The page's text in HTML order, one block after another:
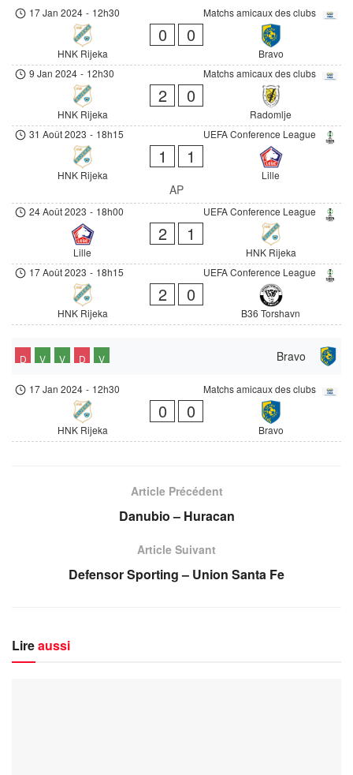
Matchs amicaux des clubs
17 Jan 2024 - 12h30
HNK Rijeka
0 0
Bravo
Matchs amicaux des clubs
9 Jan 2024 - 12h30
HNK Rijeka
2 0
Radomlje
UEFA Conference League
31 Août 2023 - 18h15
HNK Rijeka
1 1
Lille
AP
UEFA Conference League
24 Août 2023 - 18h00
Lille
2 1
HNK Rijeka
UEFA Conference League
17 Août 2023 - 18h15
HNK Rijeka
2 0
B36 Torshavn
Bravo
D V V D V
Matchs amicaux des clubs
17 Jan 2024 - 12h30
HNK Rijeka
0 0
Bravo
Article Précédent
Danubio – Huracan
Article Suivant
Defensor Sporting – Union Santa Fe
Lireaussi